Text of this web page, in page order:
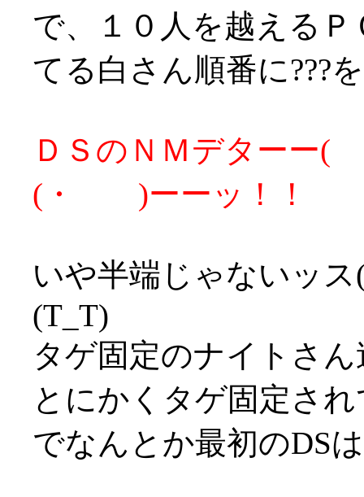
で、１０人を越える
てる白さん順番に???
ＤＳのＮＭデター
(・ )ーーッ！！
いや半端じゃないッ
(T_T)
タゲ固定のナイトさ
とにかくタゲ固定さ
でなんとか最初のDS